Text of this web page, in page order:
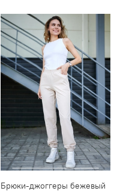
Брюки-джоггеры бежевый